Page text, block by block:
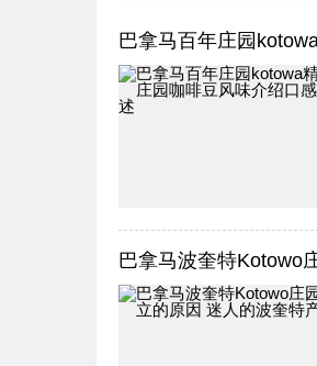
巴拿马百年庄园
巴拿马波奎特Kotowo